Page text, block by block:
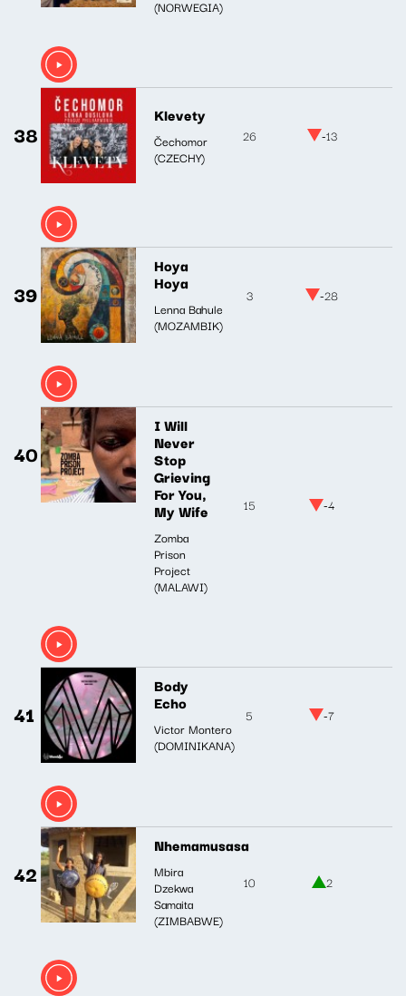
(NORWEGIA)
38
Klevety
Čechomor
(CZECHY)
26 -13
39
Hoya
Hoya
Lenna Bahule
(MOZAMBIK)
3 -28
40
I Will
Never
Stop
Grieving
For You,
My Wife
Zomba
Prison
Project
(MALAWI)
15 -4
41
Body
Echo
Victor Montero
(DOMINIKANA)
5 -7
42
Nhemamusasa
Mbira
Dzekwa
Samaita
(ZIMBABWE)
10 2